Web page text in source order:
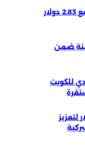
سعر برميل النفط الكويتي يرتفع 2.83 دولار
مسار 51 سفينة ضمن
للكويت
لتعزيز